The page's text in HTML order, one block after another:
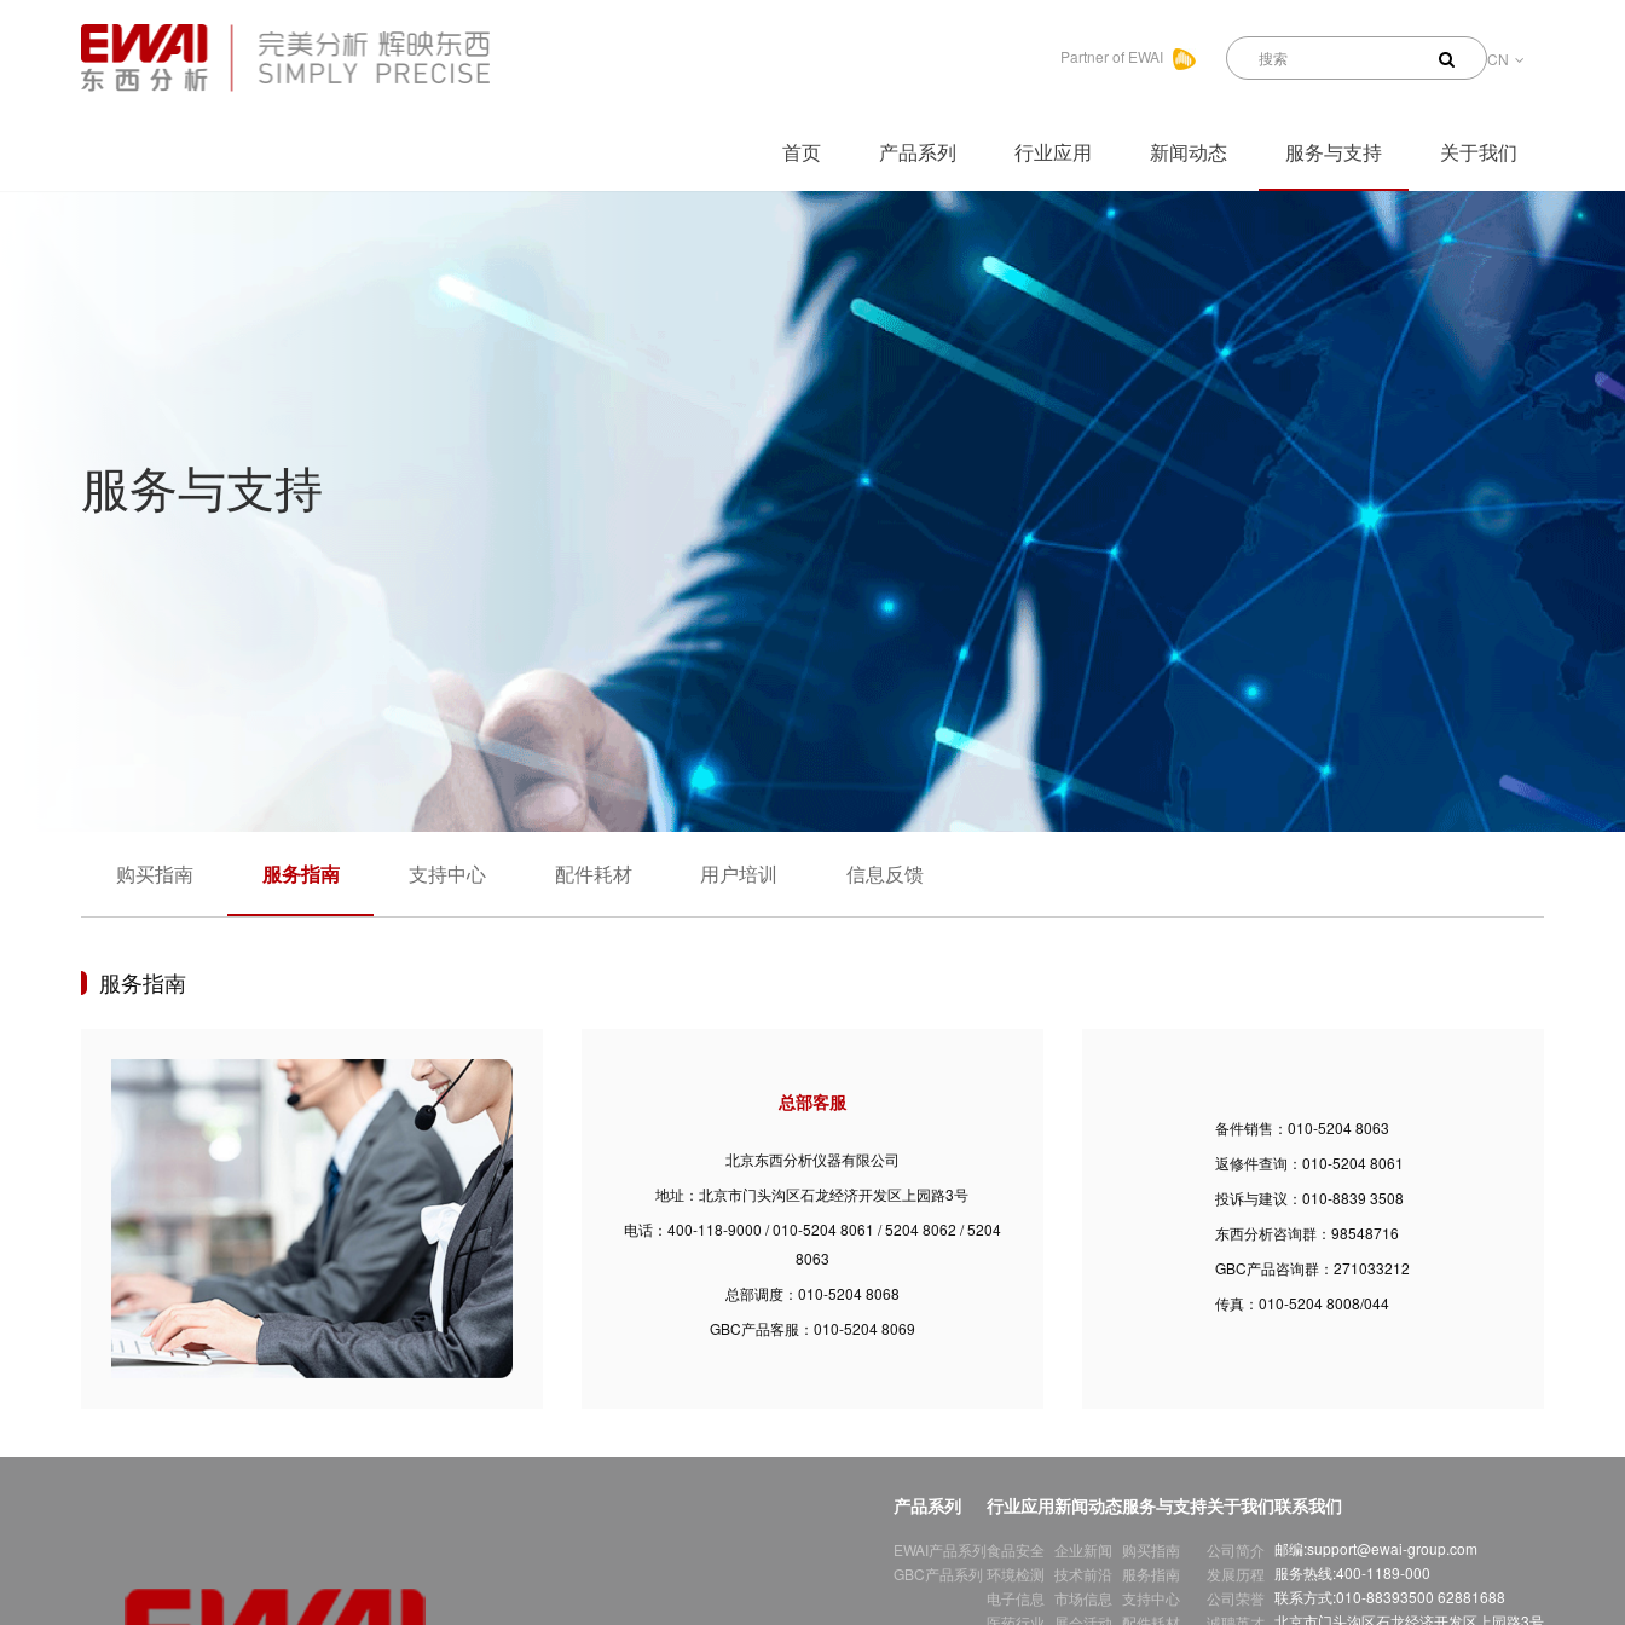
Partner of EWAI CN
首页 产品系列 行业应用 新闻动态 服务与支持 关于我们
服务与支持
购买指南 服务指南 支持中心 配件耗材 用户培训 信息反馈
服务指南
总部客服
北京东西分析仪器有限公司
地址：北京市门头沟区石龙经济开发区上园路3号
电话：400-118-9000 / 010-5204 8061 / 5204 8062 / 5204
8063
总部调度：010-5204 8068
GBC产品客服：010-5204 8069
备件销售：010-5204 8063
返修件查询：010-5204 8061
投诉与建议：010-8839 3508
东西分析咨询群：98548716
GBC产品咨询群：271033212
传真：010-5204 8008/044
产品系列
EWAI产品系列
GBC产品系列
行业应用
食品安全
环境检测
电子信息
新闻动态
企业新闻
技术前沿
市场信息
服务与支持
购买指南
服务指南
支持中心
关于我们
公司简介
发展历程
公司荣誉
联系我们
邮编:support@ewai-group.com
服务热线:400-1189-000
联系方式:010-88393500 62881688